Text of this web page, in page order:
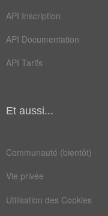
API Inscription
API Documentation
API Tarifs
Et aussi...
Communauté (bientôt)
Vie privée
Utilisation des Cookies